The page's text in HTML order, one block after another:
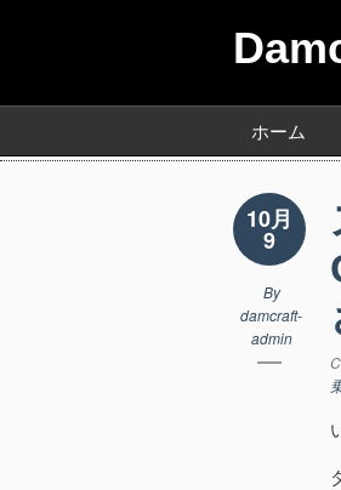
ホーム
10月
9
By
damcraft-
admin